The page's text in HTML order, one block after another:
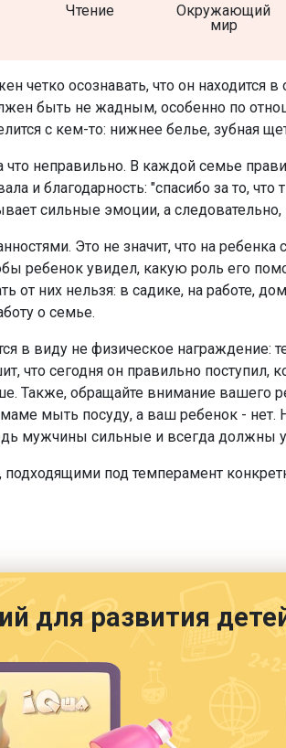
Чтение
Окружающий
мир
четко осознавать, что он
быть не жадным, особенно по
с кем-то: нижнее белье, зубная
что неправильно. В каждой семье
и благодарность: "спасибо за то, что
сильные эмоции, а
Это не значит, что на
ребенок увидел, какую роль его
от них нельзя: в садике, на работе,
о семье.
в виду не физическое награждение:
что сегодня он правильно поступил,
Также, обращайте внимание вашего
маме мыть посуду, а ваш ребенок -
мужчины сильные и всегда должны
под темперамент
для развития